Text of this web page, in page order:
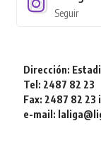
Seguir
Dirección:
Tel: 2487 82 23
Fax: 2487 82 23
e-mail: